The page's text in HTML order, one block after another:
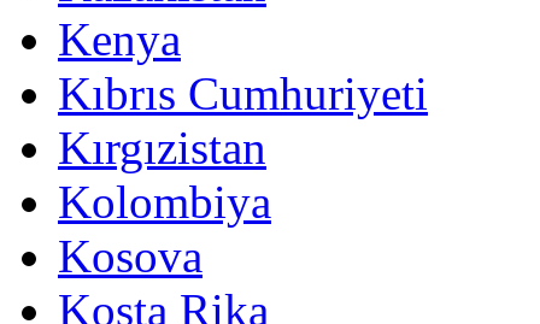
Kenya
Kıbrıs Cumhuriyeti
Kırgızistan
Kolombiya
Kosova
Kosta Rika